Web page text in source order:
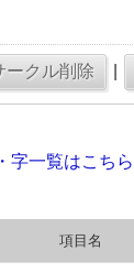
字一覧はこちら
項目名